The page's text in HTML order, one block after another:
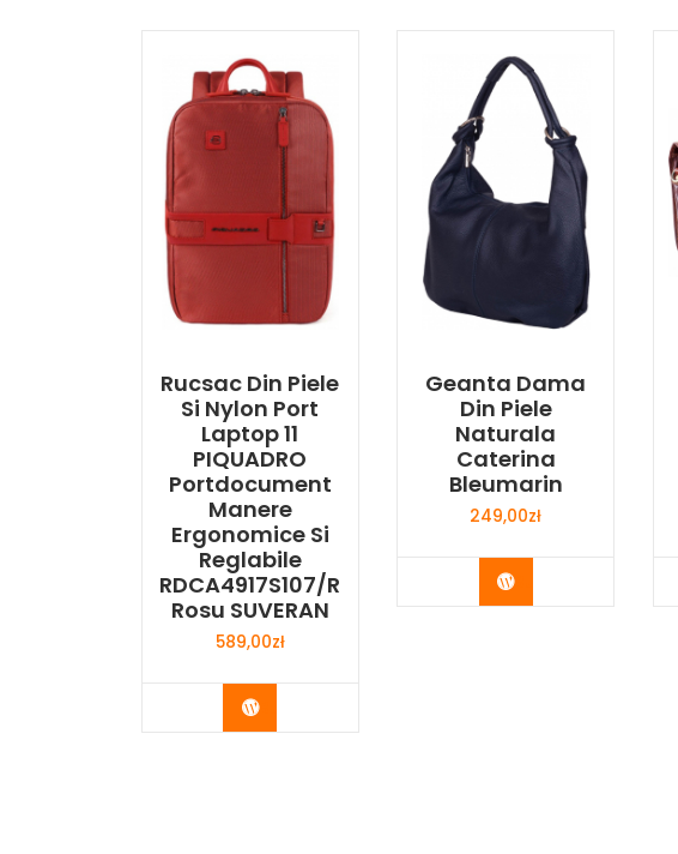
Rucsac Din Piele
Si Nylon Port
Laptop 11
PIQUADRO
Portdocument
Manere
Ergonomice Si
Reglabile
RDCA4917S107/R
Rosu SUVERAN
589,00zł
Buy Now
Geanta Dama
Din Piele
Naturala
Caterina
Bleumarin
249,00zł
Buy Now